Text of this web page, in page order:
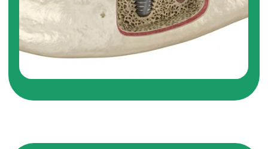
ИМПЛАНТЫ DENTIUM
Dentium — южнокорейские импланты,
применяет инновационные материалы и
поверхности, что значительно ускоряет